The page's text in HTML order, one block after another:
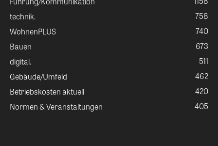
technik.
758
WohnenPLUS
740
Bauen
673
digital.
511
Gebäude/Umfeld
462
Betriebskosten aktuell
420
Normen & Veranstaltungen
405